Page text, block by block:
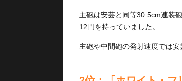
主砲は安芸と同等30.5cm連装
12門を持っていました。
主砲や中間砲の発射速度では安